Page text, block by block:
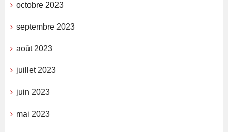
octobre 2023
septembre 2023
août 2023
juillet 2023
juin 2023
mai 2023